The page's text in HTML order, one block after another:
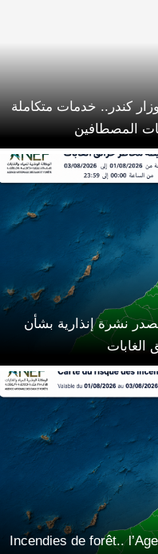
كندر.. خدمات متكاملة
المصطافين
تصدر نشرة إنذارية بشأن
الغابات
Incendies de forêt..